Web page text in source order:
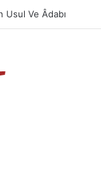
Ve Fazileti